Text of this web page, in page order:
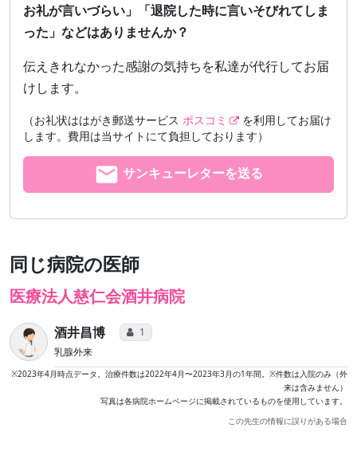
お礼が言いづらい」「退院した時に言いそびれてしま
った」などはありませんか？
伝えきれなかった感謝の気持ちを私達が代行してお届
けします。
（お礼状ははがき郵送サービス ポスコミ
を利用してお届け
します。費用は当サイトにて負担しております）
サンキューレターを送る
同じ病院の医師
医療法人慈仁会酒井病院
酒井昌博 コミュニケーション・タイプ投票数
1
乳腺外来
※2023年4月時点データ。治療件数は2022年4月〜2023年3月の1年間。※件数は入院のみ（外
来は含みません）
写真は各病院ホームページに掲載されているものを使用しています。
この先生の情報に誤りがある場合